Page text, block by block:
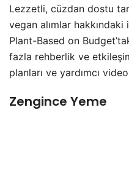
Lezzetli, cüzdan dostu
vegan alımlar
Plant-Based on
fazla rehberlik ve
planları ve yardımcı
Zengince Yeme